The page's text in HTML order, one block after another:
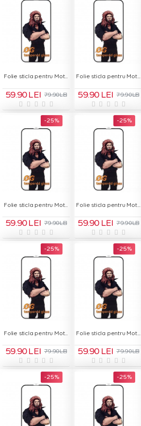
Folie sticla pentru Motorola Moto E22 - OG Green Glass
59.90 LEI 79.90 LEI
Folie sticla pentru Motorola Moto G04 - OG Green Glass
59.90 LEI 79.90 LEI
-25 %
Folie sticla pentru Motorola Moto G14 - OG Green Glass
59.90 LEI 79.90 LEI
-25 %
Folie sticla pentru Motorola Moto G24 - OG Green Glass
59.90 LEI 79.90 LEI
-25 %
Folie sticla pentru Motorola Moto G53 - OG Green Glass
59.90 LEI 79.90 LEI
-25 %
Folie sticla pentru Motorola Moto G64 - OG Green Glass
59.90 LEI 79.90 LEI
-25 % -25 %